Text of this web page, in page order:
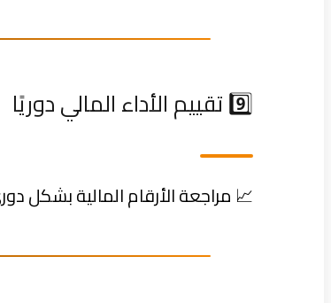
9️⃣ تقييم الأداء المالي دوريًا
📈 مراجعة الأرقام المالية